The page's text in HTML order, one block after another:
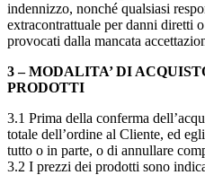
indennizzo, nonché qualsiasi
extracontrattuale per danni diretti
provocati dalla mancata
3 – MODALITA’ DI
PRODOTTI
3.1 Prima della conferma
totale dell’ordine al Cliente, ed
tutto o in parte, o di annullare
3.2 I prezzi dei prodotti sono